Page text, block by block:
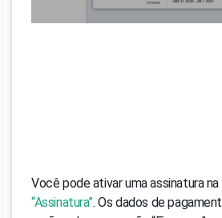
Você pode ativar uma assinatura
“Assinatura”. Os dados de